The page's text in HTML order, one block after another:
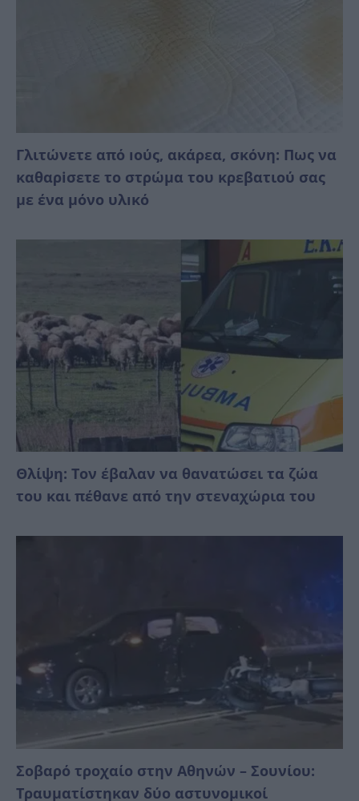
Γλιτώνετε από ıούς, ακάρεα, σκόνη: Πως να
καθαρiσετε το στρώμα του κρεβατιού σας
με ένα μόνο υλıκό
Θλίψη: Τον έβαλαν να θανατώσει τα ζώα
του και πέθανε από την στεναχώρια του
Σοβαρό τροχαίο στην Αθηνών – Σουνίου:
Τραυματίστηκαν δύο αστυνομικοί